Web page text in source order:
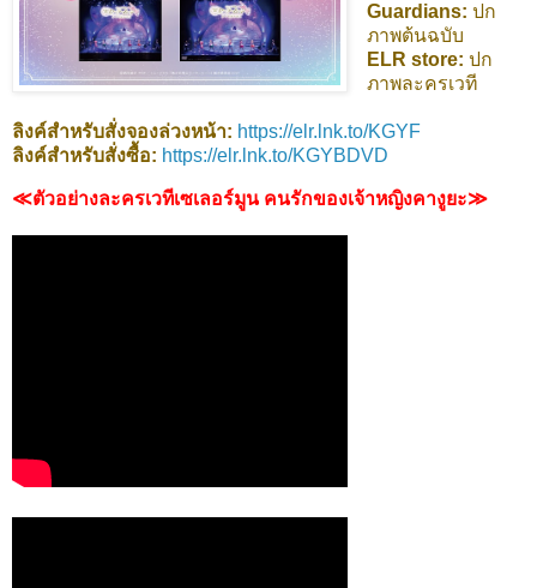
Guardians: ปก
ภาพต้นฉบับ
ELR store: ปก
ภาพละครเวที
ลิงค์สำหรับสั่งจองล่วงหน้า: https://elr.lnk.to/KGYF
ลิงค์สำหรับสั่งซื้อ: https://elr.lnk.to/KGYBDVD
≪ตัวอย่างละครเวทีเซเลอร์มูน คนรักของเจ้าหญิงคางูยะ≫